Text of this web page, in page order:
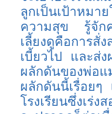
ลูกเป็นเป้าหมา
ความสุข รู้จัก
เลี้ยงดูคือการสั่
เบี้ยวไป และส่
ผลักดันของพ่อแ
ผลักดันนี้เรื่อยๆ
โรงเรียนซึ่งเร่